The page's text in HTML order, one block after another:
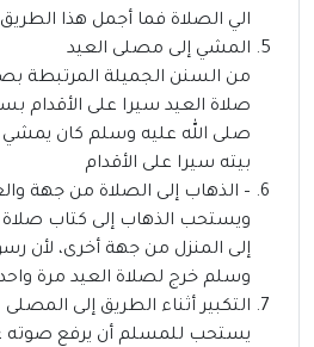
الي الصلاة فما أجمل هذا الطريق
المشي إلى مصلى العيد
من السنن الجميلة المرتبطة
صلاة العيد سيرا على الأقدام
صلى الله عليه وسلم كان يمشي
بيته سيرا على الأقدام
– الذهاب إلى الصلاة من جهة
ويستحب الذهاب إلى كتاب صلاة
إلى المنزل من جهة أخرى، لأن
وسلم خرج لصلاة العيد مرة
التكبير أثناء الطريق إلى المصلى
يستحب للمسلم أن يرفع صوته